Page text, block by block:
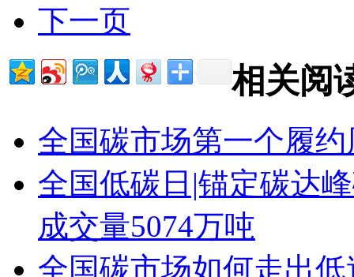
下一页
相关阅
全国碳市场第一个履
全国低碳日|锚定碳达
成交量5074万吨
全国碳市场如何走出低